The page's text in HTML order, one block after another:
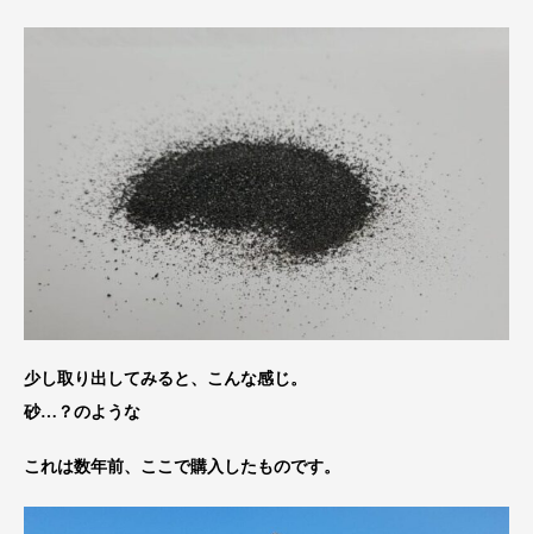
少し取り出してみると、こんな感じ。
砂…？のような
これは数年前、ここで購入したものです。